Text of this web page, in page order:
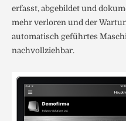
erfasst, abgebildet und
mehr verloren und der
automatisch geführtes
nachvollziehbar.